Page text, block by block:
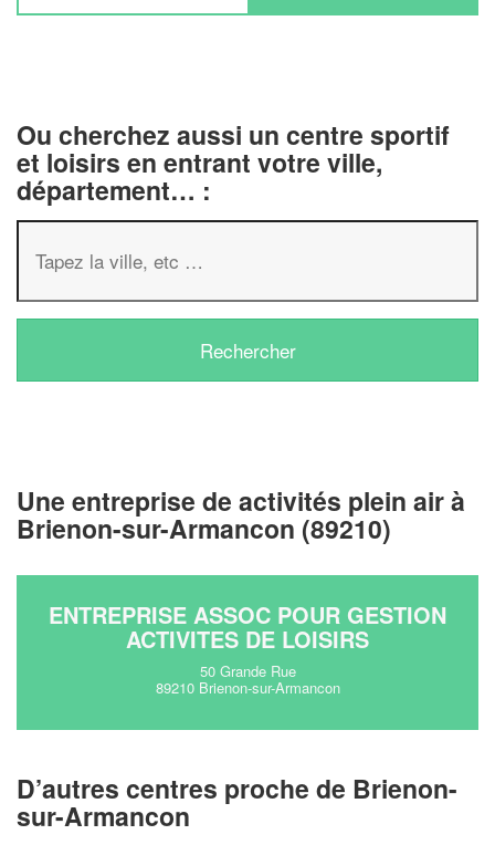
Ou cherchez aussi un centre sportif
et loisirs en entrant votre ville,
département… :
Une entreprise de activités plein air à
Brienon-sur-Armancon (89210)
ENTREPRISE ASSOC POUR GESTION
ACTIVITES DE LOISIRS
50 Grande Rue
89210 Brienon-sur-Armancon
D’autres centres proche de Brienon-
sur-Armancon
✕
Vous êtes un
professionnel ?
nouveaux clients!
En savoir plus